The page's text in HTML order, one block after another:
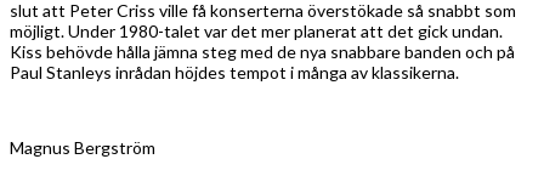
slut att Peter Criss ville få konserterna överstökade så snabbt som
möjligt. Under 1980-talet var det mer planerat att det gick undan.
Kiss behövde hålla jämna steg med de nya snabbare banden och på
Paul Stanleys inrådan höjdes tempot i många av klassikerna.
Magnus Bergström